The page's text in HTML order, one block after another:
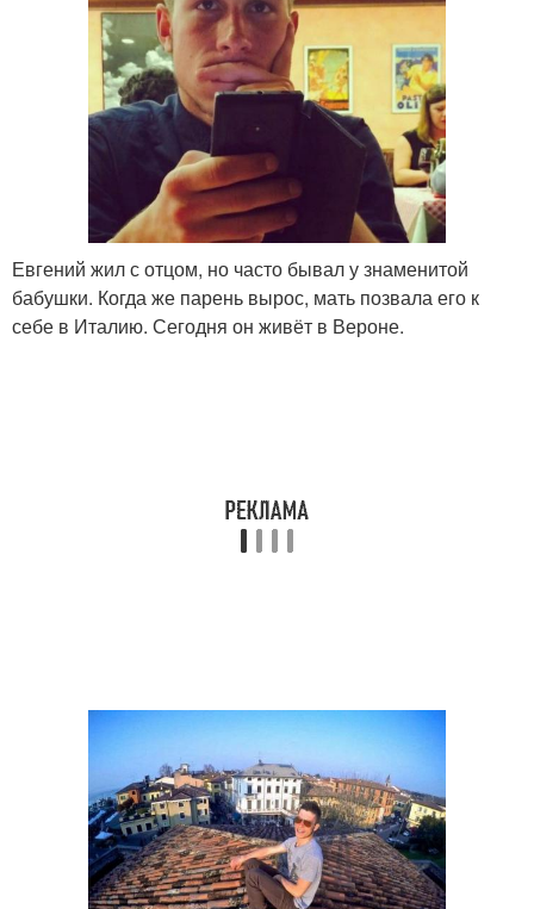
Евгений жил с отцом, но часто бывал у знаменитой
бабушки. Когда же парень вырос, мать позвала его к
себе в Италию. Сегодня он живёт в Вероне.